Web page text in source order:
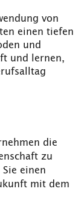
von
einen tiefen
und
und lernen,
die
zu
einen
mit dem